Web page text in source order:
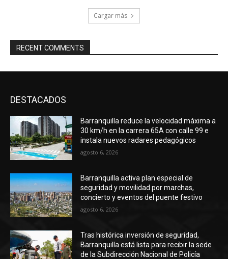
Cargar más
RECENT COMMENTS
DESTACADOS
Barranquilla reduce la velocidad máxima a
30 km/h en la carrera 65A con calle 99 e
instala nuevos radares pedagógicos
agosto 6, 2026
Barranquilla activa plan especial de
seguridad y movilidad por marchas,
concierto y eventos del puente festivo
agosto 6, 2026
Tras histórica inversión de seguridad,
Barranquilla está lista para recibir la sede
de la Subdirección Nacional de Policía